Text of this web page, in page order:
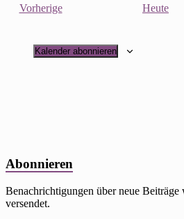
VorherigeVeranstaltungen Heute
Kalender abonnieren
Abonnieren
Benachrichtigungen über neue
versendet.